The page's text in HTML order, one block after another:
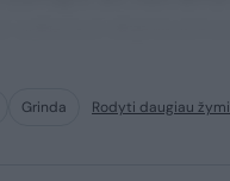
Grinda Rodyti daugiau